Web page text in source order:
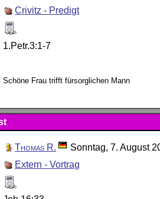
Crivitz - Predigt
1.Petr.3:1-7
Schöne Frau trifft fürsorglichen Mann
Thomas R.
Sonntag, 7. August
Extern - Vortrag